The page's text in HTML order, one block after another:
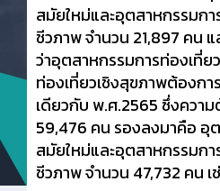
สมัยใหม่และอุตสาหกรรมกา
ชีวภาพ จำนวน 21,897 คน
ว่าอุตสาหกรรมการท่องเที่ย
ท่องเที่ยวเชิงสุขภาพต้องก
เดียวกับ พ.ศ.2565 ซึ่งควา
59,476 คน รองลงมาคือ อุ
สมัยใหม่และอุตสาหกรรมกา
ชีวภาพ จำนวน 47,732 คน